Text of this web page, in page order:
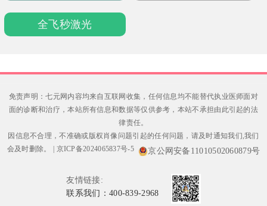
全飞秒激光
免责声明：七元网内容均来自互联网收集，任何信息均不能替代执业医师面对
面的诊断和治疗，本站所有信息和数据等仅供参考，本站不承担由此引起的法
律责任。
因信息不合理，不准确或版权肖像问题引起的任何问题，请及时通知我们,我们
会及时删除。
京ICP备2024065837号-5 京公网安备11010502060879号
友情链接:
联系我们：400-839-2968